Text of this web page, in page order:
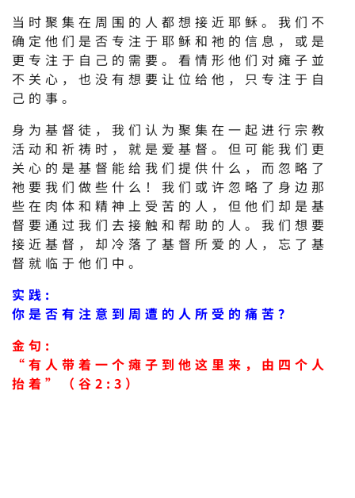
当时聚集在周围的人都想接近耶稣。我们不
确定他们是否专注于耶稣和祂的信息，或是
更专注于自己的需要。看情形他们对瘫子並
不关心，也没有想要让位给他，只专注于自
己的事。
身为基督徒，我们认为聚集在一起进行宗教
活动和祈祷时，就是爱基督。但可能我们更
关心的是基督能给我们提供什么，而忽略了
祂要我们做些什么！我们或许忽略了身边那
些在肉体和精神上受苦的人，但他们却是基
督要通过我们去接触和帮助的人。我们想要
接近基督，却冷落了基督所爱的人，忘了基
督就临于他们中。
实践:
你是否有注意到周遭的人所受的痛苦？
金句:
“有人带着一个瘫子到他这里来，由四个人
抬着”（谷2:3）